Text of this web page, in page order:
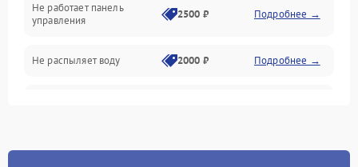
Гигиена
Программное обеспечение
Не работает панель
управления
2500 ₽ Подробнее →
Не распыляет воду 2000 ₽ Подробнее →
Проблемы с набором